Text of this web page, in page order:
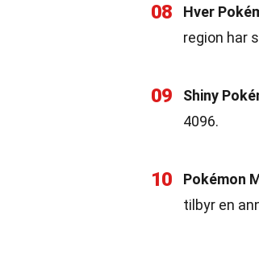
08 Hver
region har
09 Shiny
4096.
10 Pokémon
tilbyr en